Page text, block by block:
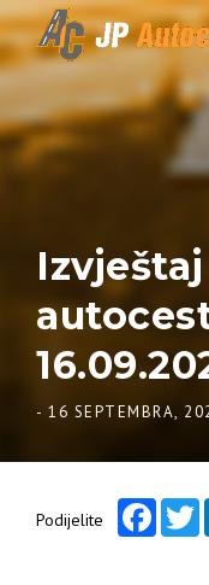
Skip to content
- 16 SEPTEMBRA,
Podijelite